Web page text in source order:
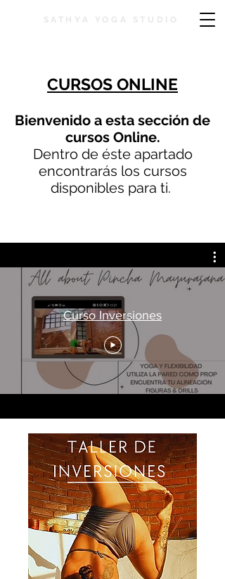
SATHYA YOGA STUDIO
CURSOS ONLINE
Bienvenido a esta sección de
cursos Online.
Dentro de éste apartado
encontrarás los cursos
disponibles para ti.
Curso Inversiones